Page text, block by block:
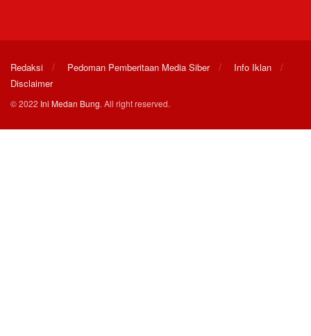
Redaksi Pedoman Pemberitaan Media Siber
Info Iklan
Disclaimer
© 2022 Ini Medan Bung. All right reserved.